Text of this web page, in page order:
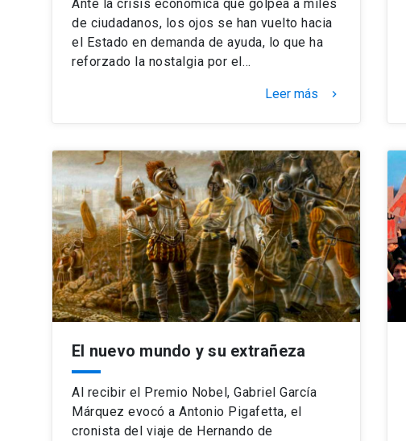
Ante la crisis económica que golpea a miles
de ciudadanos, los ojos se han vuelto hacia
el Estado en demanda de ayuda, lo que ha
reforzado la nostalgia por el…
Leer más keyboard_arrow_right
El nuevo mundo y su extrañeza
Al recibir el Premio Nobel, Gabriel García
Márquez evocó a Antonio Pigafetta, el
cronista del viaje de Hernando de